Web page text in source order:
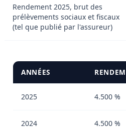
Rendement 2025, brut des
prélèvements sociaux et fiscaux
(tel que publié par l'assureur)
ANNÉES
2025 4.500 %
2024 4.500 %